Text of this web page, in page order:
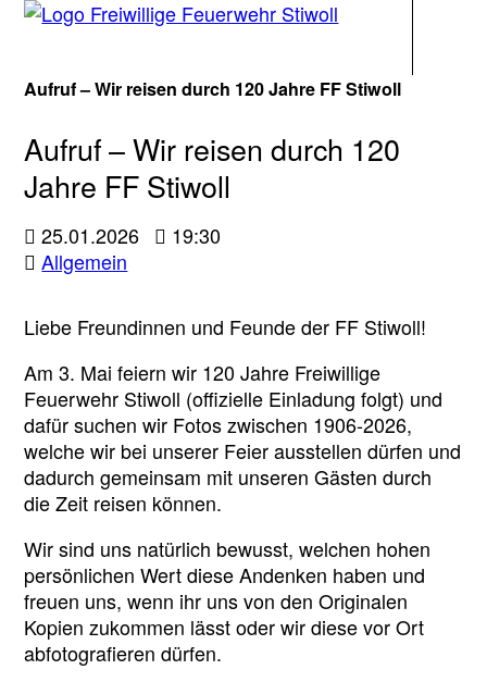
Aufruf – Wir reisen durch 120 Jahre FF Stiwoll
Aufruf – Wir reisen durch 120
Jahre FF Stiwoll
25.01.2026
19:30
Allgemein
Liebe Freundinnen und Feunde der FF Stiwoll!
Am 3. Mai feiern wir 120 Jahre Freiwillige
Feuerwehr Stiwoll (offizielle Einladung folgt) und
dafür suchen wir Fotos zwischen 1906-2026,
welche wir bei unserer Feier ausstellen dürfen und
dadurch gemeinsam mit unseren Gästen durch
die Zeit reisen können.
Wir sind uns natürlich bewusst, welchen hohen
persönlichen Wert diese Andenken haben und
freuen uns, wenn ihr uns von den Originalen
Kopien zukommen lässt oder wir diese vor Ort
abfotografieren dürfen.